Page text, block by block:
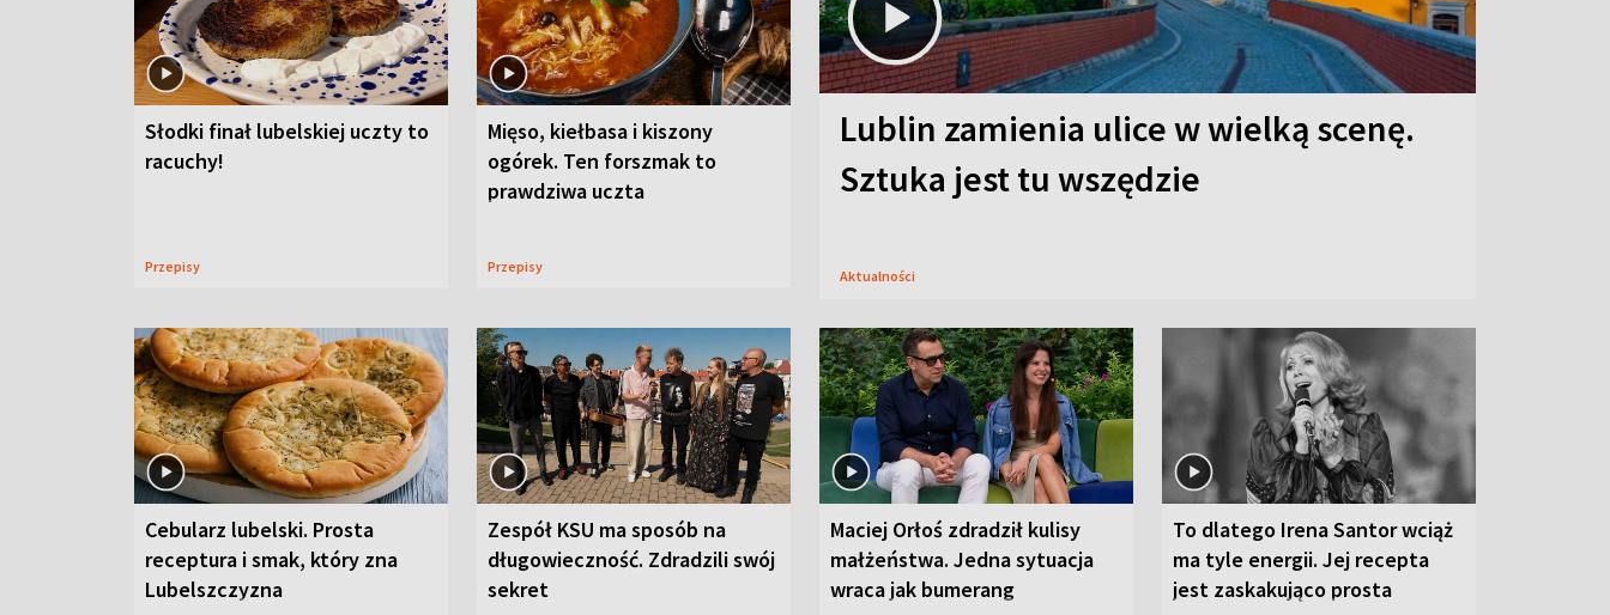
Słodki finał lubelskiej uczty to
racuchy!
Przepisy
Mięso, kiełbasa i kiszony
ogórek. Ten forszmak to
prawdziwa uczta
Przepisy
Lublin zamienia ulice w wielką scenę.
Sztuka jest tu wszędzie
Aktualności
Cebularz lubelski. Prosta
receptura i smak, który zna
Lubelszczyzna
Zespół KSU ma sposób na
długowieczność. Zdradzili swój
sekret
Maciej Orłoś zdradził kulisy
małżeństwa. Jedna sytuacja
wraca jak bumerang
To dlatego Irena Santor wciąż
ma tyle energii. Jej recepta
jest zaskakująco prosta